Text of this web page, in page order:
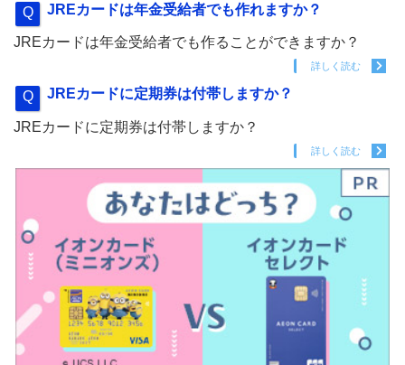
JREカードは年金受給者でも作れますか？
JREカードは年金受給者でも作ることができますか？
詳しく読む
JREカードに定期券は付帯しますか？
JREカードに定期券は付帯しますか？
詳しく読む